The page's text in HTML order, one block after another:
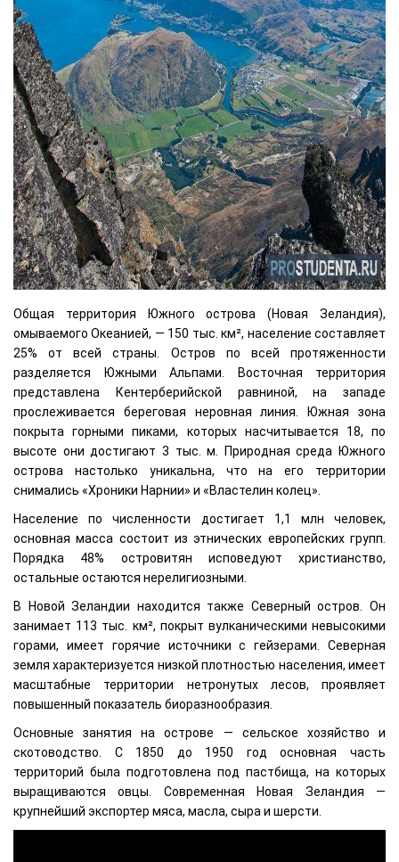
Общая территория Южного острова (Новая Зеландия),
омываемого Океанией, — 150 тыс. км², население составляет
25% от всей страны. Остров по всей протяженности
разделяется Южными Альпами. Восточная территория
представлена Кентерберийской равниной, на западе
прослеживается береговая неровная линия. Южная зона
покрыта горными пиками, которых насчитывается 18, по
высоте они достигают 3 тыс. м. Природная среда Южного
острова настолько уникальна, что на его территории
снимались «Хроники Нарнии» и «Властелин колец».
Население по численности достигает 1,1 млн человек,
основная масса состоит из этнических европейских групп.
Порядка 48% островитян исповедуют христианство,
остальные остаются нерелигиозными.
В Новой Зеландии находится также Северный остров. Он
занимает 113 тыс. км², покрыт вулканическими невысокими
горами, имеет горячие источники с гейзерами. Северная
земля характеризуется низкой плотностью населения, имеет
масштабные территории нетронутых лесов, проявляет
повышенный показатель биоразнообразия.
Основные занятия на острове — сельское хозяйство и
скотоводство. С 1850 до 1950 год основная часть
территорий была подготовлена под пастбища, на которых
выращиваются овцы. Современная Новая Зеландия —
крупнейший экспортер мяса, масла, сыра и шерсти.